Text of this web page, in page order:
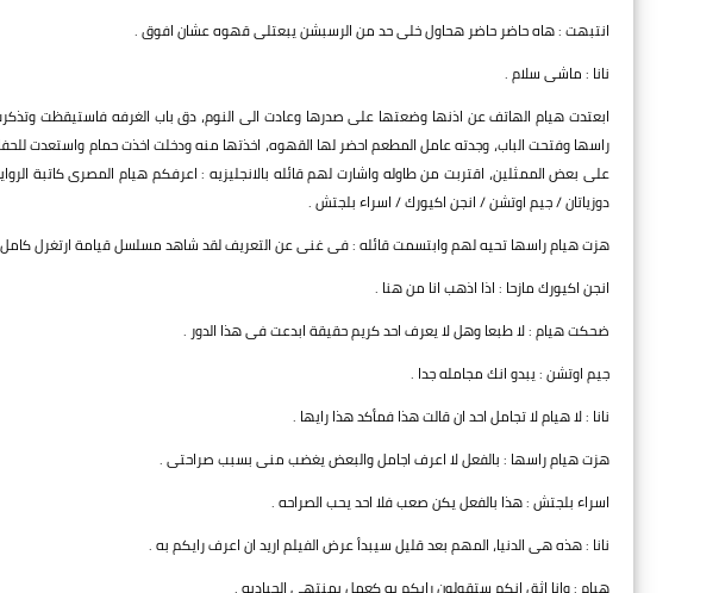
انتبهت : هاه حاضر حاضر هحاول خلى حد من الرسبشن يبعتلى قهوه عشان افوق .
نانا : ماشى سلام .
ابعتدت هيام الهاتف عن اذنها وضعتها على صدرها وعادت الى النوم، دق باب الغرفه فاستيقظت
راسها وفتحت الباب، وجدته عامل المطعم احضر لها القهوه، اخذتها منه ودخلت اخذت حمام واستعدت للحفله
على بعض الممثلين، اقتربت من طاوله واشارت لهم قائله بالانجليزيه : اعرفكم هيام المصرى كاتبة
دوزياتان / جيم اوتشن / انجن اكيورك / اسراء بلجتش .
هزت هيام راسها تحيه لهم وابتسمت قائله : فى غنى عن التعريف لقد شاهد مسلسل قيامة ارتغرل كامل
انجن اكيورك مازحا : اذا اذهب انا من هنا .
ضحكت هيام : لا طبعا وهل لا يعرف احد كريم حقيقة ابدعت فى هذا الدور .
جيم اوتشن : يبدو انك مجامله جدا .
نانا : لا هيام لا تجامل احد ان قالت هذا فمأكد هذا رايها .
هزت هيام راسها : بالفعل لا اعرف اجامل والبعض يغضب منى بسبب صراحتى .
اسراء بلجتش : هذا بالفعل يكن صعب فلا احد يحب الصراحه .
نانا : هذه هى الدنيا، المهم بعد قليل سيبدأ عرض الفيلم اريد ان اعرف رايكم به .